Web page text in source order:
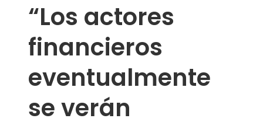
“Los actores
financieros
eventualmente
se verán